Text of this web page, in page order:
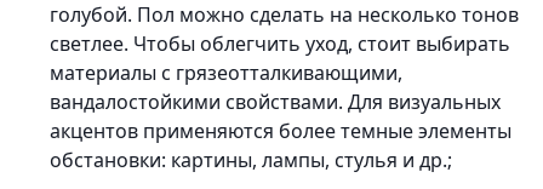
голубой. Пол можно сделать на несколько тонов
светлее. Чтобы облегчить уход, стоит выбирать
материалы с грязеотталкивающими,
вандалостойкими свойствами. Для визуальных
акцентов применяются более темные элементы
обстановки: картины, лампы, стулья и др.;